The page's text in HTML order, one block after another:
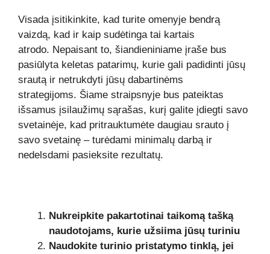
Visada įsitikinkite, kad turite omenyje bendrą
vaizdą, kad ir kaip sudėtinga tai kartais
atrodo. Nepaisant to, šiandieniniame įraše bus
pasiūlyta keletas patarimų, kurie gali padidinti jūsų
srautą ir netrukdyti jūsų dabartinėms
strategijoms. Šiame straipsnyje bus pateiktas
išsamus įsilaužimų sąrašas, kurį galite įdiegti savo
svetainėje, kad pritrauktumėte daugiau srauto į
savo svetainę – turėdami minimalų darbą ir
nedelsdami pasieksite rezultatų.
Nukreipkite pakartotinai taikomą tašką
naudotojams, kurie užsiima jūsų turiniu
Naudokite turinio pristatymo tinklą, jei